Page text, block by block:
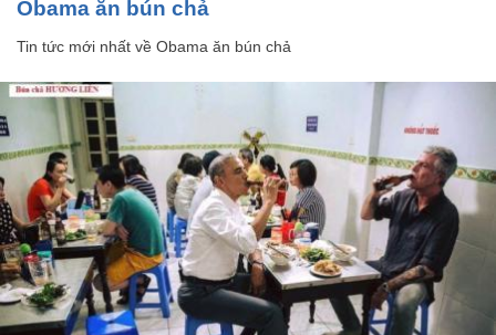
Obama ăn bún chả
Tin tức mới nhất về Obama ăn bún chả